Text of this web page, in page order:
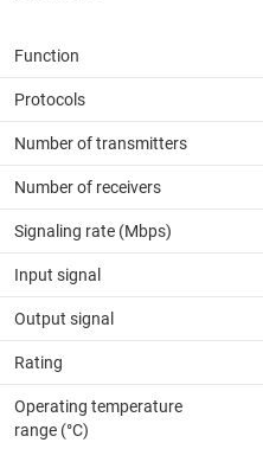
Function
Protocols
Number of transmitters
Number of receivers
Signaling rate (Mbps)
Input signal
Output signal
Rating
Operating temperature
range (°C)